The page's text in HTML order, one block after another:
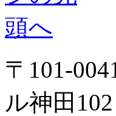
〒101-
ル神田102